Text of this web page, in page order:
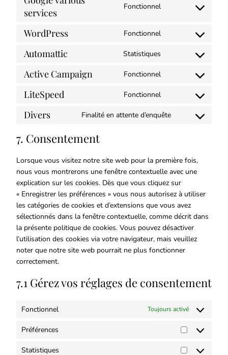
services
Fonctionnel
WordPress Fonctionnel
Automattic Statistiques
Active Campaign Fonctionnel
LiteSpeed Fonctionnel
Divers Finalité en attente d’enquête
7. Consentement
Lorsque vous visitez notre site web pour la première fois,
nous vous montrerons une fenêtre contextuelle avec une
explication sur les cookies. Dès que vous cliquez sur
« Enregistrer les préférences » vous nous autorisez à utiliser
les catégories de cookies et d’extensions que vous avez
sélectionnés dans la fenêtre contextuelle, comme décrit dans
la présente politique de cookies. Vous pouvez désactiver
l’utilisation des cookies via votre navigateur, mais veuillez
noter que notre site web pourrait ne plus fonctionner
correctement.
7.1 Gérez vos réglages de consentement
Fonctionnel Toujours activé
Préférences
Statistiques